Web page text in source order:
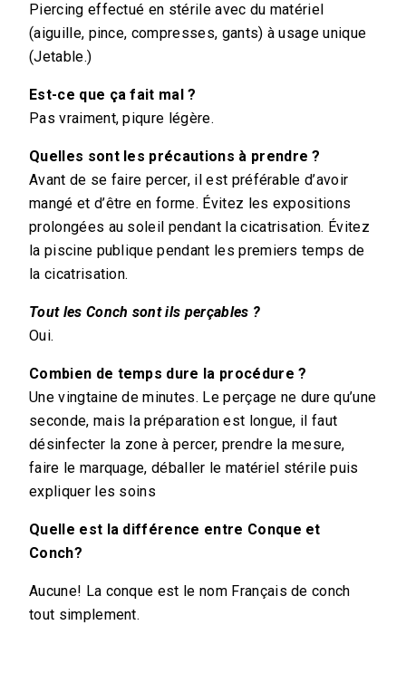
Piercing effectué en stérile avec du matériel
(aiguille, pince, compresses, gants) à usage unique
(Jetable.)
Est-ce que ça fait mal ?
Pas vraiment, piqure légère.
Quelles sont les précautions à prendre ?
Avant de se faire percer, il est préférable d’avoir
mangé et d’être en forme. Évitez les expositions
prolongées au soleil pendant la cicatrisation. Évitez
la piscine publique pendant les premiers temps de
la cicatrisation.
Tout les Conch sont ils perçables ?
Oui.
Combien de temps dure la procédure ?
Une vingtaine de minutes. Le perçage ne dure qu’une
seconde, mais la préparation est longue, il faut
désinfecter la zone à percer, prendre la mesure,
faire le marquage, déballer le matériel stérile puis
expliquer les soins
Quelle est la différence entre Conque et
Conch?
Aucune! La conque est le nom Français de conch
tout simplement.